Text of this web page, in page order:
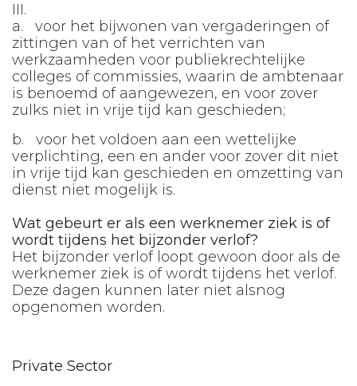
III.
a. voor het bijwonen van vergaderingen of
zittingen van of het verrichten van
werkzaamheden voor publiekrechtelijke
colleges of commissies, waarin de ambtenaar
is benoemd of aangewezen, en voor zover
zulks niet in vrije tijd kan geschieden;
b. voor het voldoen aan een wettelijke
verplichting, een en ander voor zover dit niet
in vrije tijd kan geschieden en omzetting van
dienst niet mogelijk is.
Wat gebeurt er als een werknemer ziek is of
wordt tijdens het bijzonder verlof?
Het bijzonder verlof loopt gewoon door als de
werknemer ziek is of wordt tijdens het verlof.
Deze dagen kunnen later niet alsnog
opgenomen worden.
Private Sector